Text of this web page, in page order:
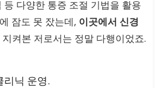
다양한 통증 조절 기법을 활용
잠도 못 잤는데, 이곳에서 신경
켜본 저로서는 정말 다행이었죠.
리닉 운영.